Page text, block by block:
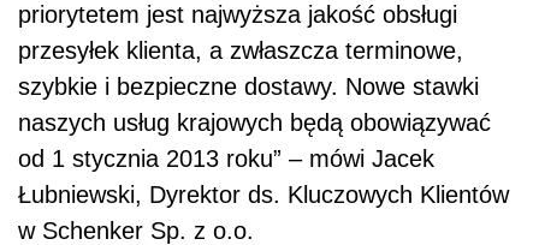
priorytetem jest najwyższa jakość obsługi
przesyłek klienta, a zwłaszcza terminowe,
szybkie i bezpieczne dostawy. Nowe stawki
naszych usług krajowych będą obowiązywać
od 1 stycznia 2013 roku” – mówi Jacek
Łubniewski, Dyrektor ds. Kluczowych Klientów
w Schenker Sp. z o.o.